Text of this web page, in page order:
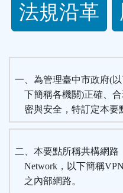
功
能
按
鈕
法規沿革
一、為管理臺中市政府(
下簡稱各機關)正確、合
密與安全，特訂定本要
二、本要點所稱共構網路
Network，以下簡稱
之內部網路。